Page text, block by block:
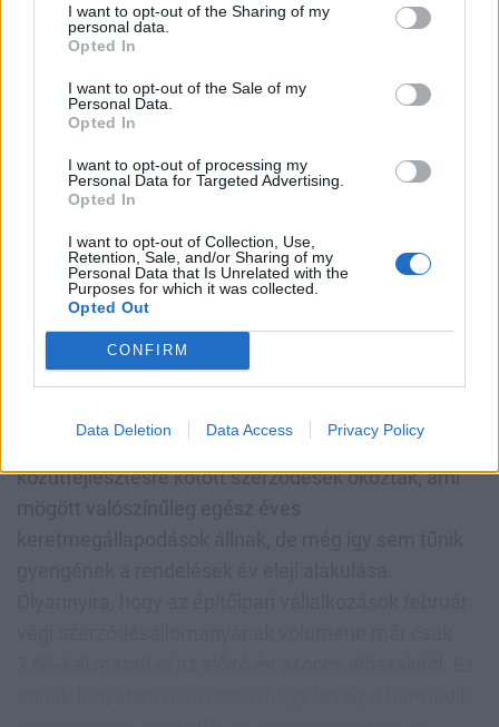
I want to opt-out of the Sharing of my
personal data.
Opted In
I want to opt-out of the Sale of my
Personal Data.
Opted In
I want to opt-out of processing my
Personal Data for Targeted Advertising.
Opted In
I want to opt-out of Collection, Use,
Retention, Sale, and/or Sharing of my
Personal Data that Is Unrelated with the
Purposes for which it was collected.
Opted Out
CONFIRM
Data Deletion Data Access Privacy Policy
eleje időjárási okokból nyilván nem az az időszak,
amikor az építőipar a csúcson pörög.)
A gyenge kilátásokhoz képest nem csak a termelési
adatok elfogadhatók, hanem a rendelési mutatók is.
A megkötött új szerződések volumene februárban
84,1%-kal nagyobb volt, mint tavaly ilyenkor. Ezen
30,1, az egyéb építmények építésére vonatkozóké
150,9%-kal volt magasabb. Az új rendelések már
januárban is viszonylag erősen alakultak (+21,5%),
vagyis egyáltalán nem tűnik úgy, mintha a kereslet
tűnne el az ágazatból. Érdemes ugyan ehhez
hozzátenni, hogy az egyéb építmények 150,9%-os
közútfejlesztésre kötött szerződések okozták, ami